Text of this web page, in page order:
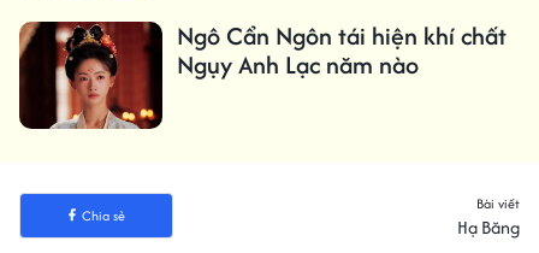
Ngô Cẩn Ngôn tái hiện khí chất
Ngụy Anh Lạc năm nào
Chia sẻ
Bài viết
Hạ Băng